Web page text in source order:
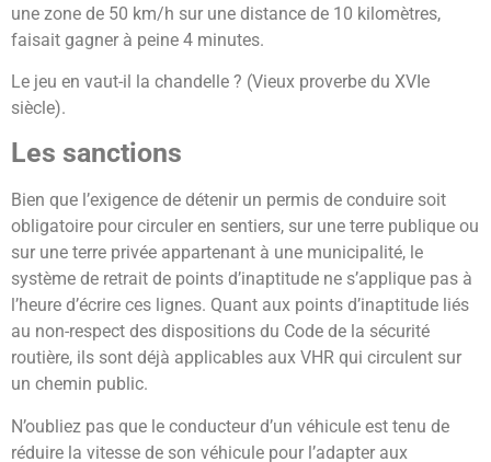
une zone de 50 km/h sur une distance de 10 kilomètres,
faisait gagner à peine 4 minutes.
Le jeu en vaut-il la chandelle ? (Vieux proverbe du XVIe
siècle).
Les sanctions
Bien que l’exigence de détenir un permis de conduire soit
obligatoire pour circuler en sentiers, sur une terre publique ou
sur une terre privée appartenant à une municipalité, le
système de retrait de points d’inaptitude ne s’applique pas à
l’heure d’écrire ces lignes. Quant aux points d’inaptitude liés
au non-respect des dispositions du Code de la sécurité
routière, ils sont déjà applicables aux VHR qui circulent sur
un chemin public.
N’oubliez pas que le conducteur d’un véhicule est tenu de
réduire la vitesse de son véhicule pour l’adapter aux